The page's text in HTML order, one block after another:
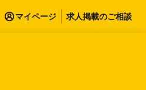
マイページ 求人掲載のご相談